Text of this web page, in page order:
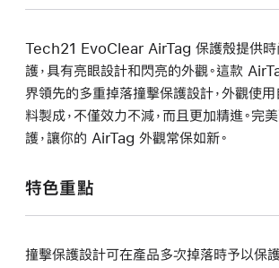
Tech21 EvoClear AirTag 保護殼提供時
護，具有亮眼設計和閃亮的外觀。這款
界領先的多重掉落撞擊保護設計，外觀使
料製成，不僅效力不減，而且更加精進。完
護，讓你的 AirTag 外觀常保如新。
特色重點
撞擊保護設計可在產品多次掉落時予以保護